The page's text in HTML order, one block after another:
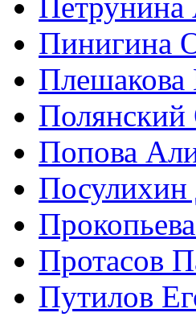
Петрунина
Пинигина
Плешакова
Полянский
Попова
Посулихин
Протасов
Путилов